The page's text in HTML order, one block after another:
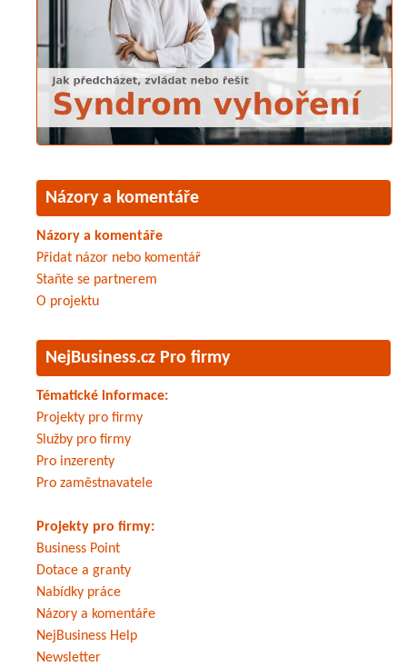
Názory a komentáře
Názory a komentáře
Přidat názor nebo komentář
Staňte se partnerem
O projektu
NejBusiness.cz Pro firmy
Tématické informace:
Projekty pro firmy
Služby pro firmy
Pro inzerenty
Pro zaměstnavatele
Projekty pro firmy:
Business Point
Dotace a granty
Nabídky práce
Názory a komentáře
NejBusiness Help
Newsletter